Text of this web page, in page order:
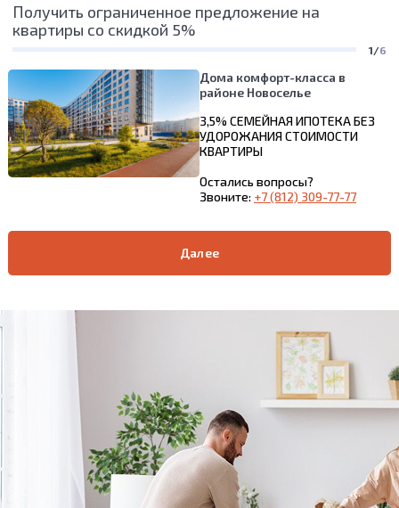
Получить ограниченное предложение на
квартиры со скидкой 5%
1/6
Дома комфорт-класса в
районе Новоселье
3,5% СЕМЕЙНАЯ ИПОТЕКА БЕЗ
УДОРОЖАНИЯ СТОИМОСТИ
КВАРТИРЫ
Остались вопросы?
Звоните: +7 (812) 309-77-77